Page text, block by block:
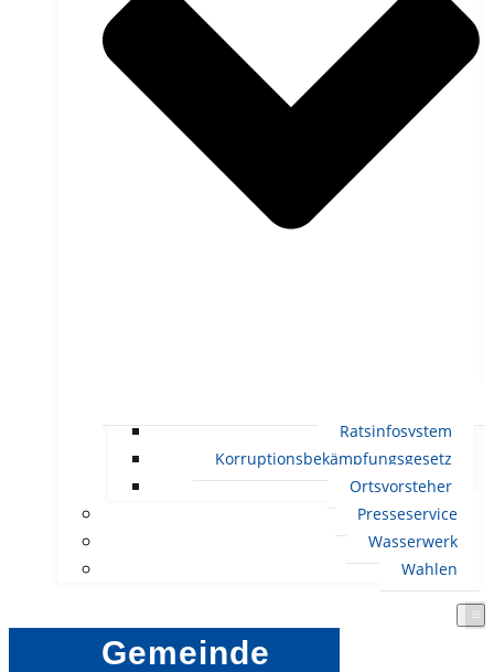
Ratsinfosystem
Korruptionsbekämpfungsgesetz
Ortsvorsteher
Presseservice
Wasserwerk
Wahlen
Gemeinde